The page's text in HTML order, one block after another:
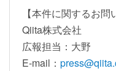
【本件に関するお問
Qiita株式会社
広報担当：大野
E-mail：